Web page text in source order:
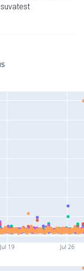
Jul 19 Jul 26